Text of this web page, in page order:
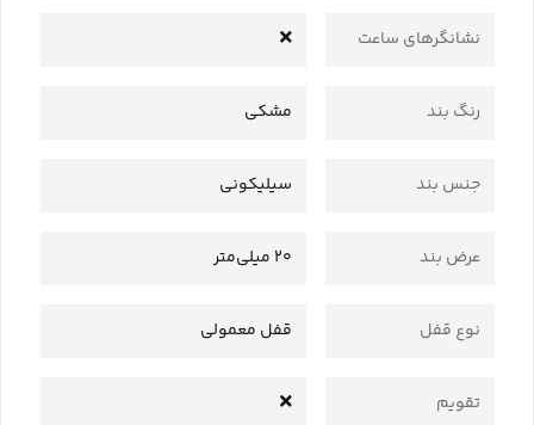
نشانگرهای ساعت
رنگ بند مشکی
جنس بند سیلیکونی
عرض بند 20 میلی‌متر
نوع قفل قفل معمولی
تقویم